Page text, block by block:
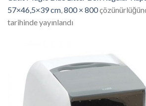
57×46,5×39 cm,800 × 800
tarihinde yayınlandı